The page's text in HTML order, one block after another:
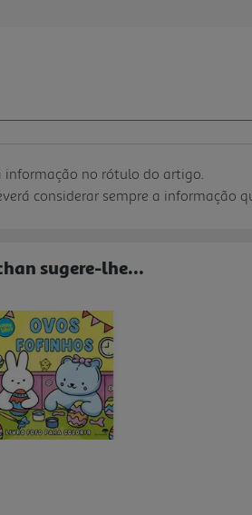
informação no rótulo do artigo.
considerar sempre a informação
sugere-lhe...